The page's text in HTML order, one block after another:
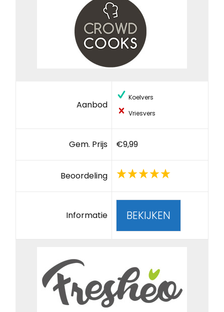
Aanbod
Koelvers
Vriesvers
Gem. Prijs €9,99
Beoordeling
Informatie BEKIJKEN